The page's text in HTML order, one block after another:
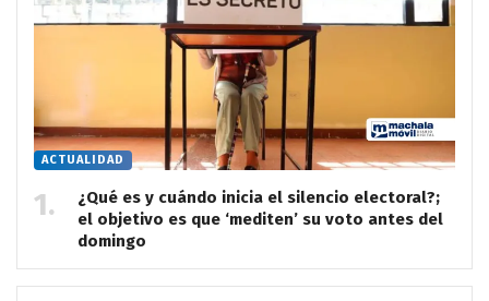
ACTUALIDAD
¿Qué es y cuándo inicia el silencio electoral?;
el objetivo es que ‘mediten’ su voto antes del
domingo